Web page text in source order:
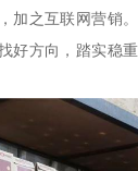
加之互联网营销
好方向，踏实稳